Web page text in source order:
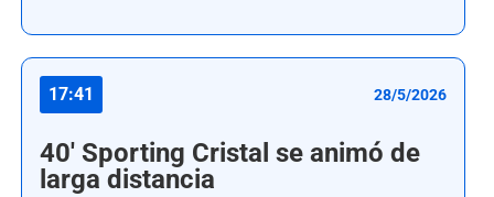
17:41 28/5/2026
40' Sporting Cristal se animó de
larga distancia